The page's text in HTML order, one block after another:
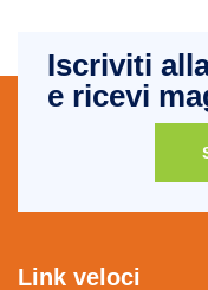
Iscriviti
e ricevi
Link veloci